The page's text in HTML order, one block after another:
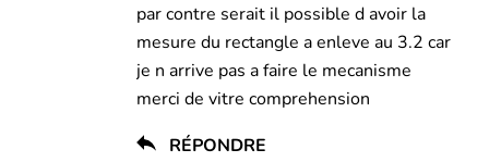
par contre serait il possible d avoir la
mesure du rectangle a enleve au 3.2 car
je n arrive pas a faire le mecanisme
merci de vitre comprehension
RÉPONDRE